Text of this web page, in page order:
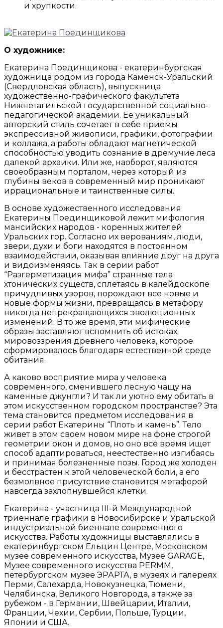
и хрупкости.
О художнике:
Екатерина Поединщикова - екатеринбургская
художница родом из города Каменск-Уральский
(Свердловская область), выпускница
художественно-графического факультета
Нижнетагильской государственной социально-
педагогической академии. Ее уникальный
авторский стиль сочетает в себе приемы
экспрессивной живописи, графики, фотографии
и коллажа, а работы обладают магнетической
способностью уводить сознание в дремучие леса
далекой архаики. Или же, наоборот, являются
своеобразным порталом, через который из
глубины веков в современный мир проникают
иррациональные и таинственные силы.
В основе художественного исследования
Екатерины Поединщиковой лежит мифология
мансийских народов - коренных жителей
Уральских гор. Согласно их верованиям, люди,
звери, духи и боги находятся в постоянном
взаимодействии, оказывая влияние друг на друга
и видоизменяясь. Так в серии работ
“Разгерметизация мифа” странные тела
хтонических существ, сплетаясь в калейдоскопе
причудливых узоров, порождают все новые и
новые формы жизни, превращаясь в метафору
никогда непрекращающихся эволюционных
изменений. В то же время, эти мифические
образы заставляют вспомнить об истоках
мировоззрения древнего человека, которое
сформировалось благодаря естественной среде
обитания.
А каково восприятие мира у человека
современного, сменившего лесную чащу на
каменные джунгли? И так ли уютно ему обитать в
этом искусственном городском пространстве? Эта
тема становится предметом исследования в
серии работ Екатерины “Плоть и камень”. Тело
живет в этом своем новом мире на фоне строгой
геометрии окон и домов, но оно все время ищет
способ адаптироваться, неестественно изгибаясь
и принимая болезненные позы. Город же холоден
и бесстрастен к этой человеческой боли, а его
безмолвное присутствие становится метафорой
навсегда захлопнувшейся клетки.
Екатерина - участница III-й Международной
триеннале графики в Новосибирске и Уральской
индустриальной биеннале современного
искусства. Работы художницы выставлялись в
екатеринбургском Ельцин Центре, Московском
музее современного искусства, Музее GARAGE,
Музее современного искусства PERMM,
петербургском музее ЭРАРТА, в музеях и галереях
Перми, Салехарда, Новокузнецка, Тюмени,
Челябинска, Великого Новгорода, а также за
рубежом - в Германии, Швейцарии, Италии,
Франции, Чехии, Сербии, Польше, Турции,
Японии и США.